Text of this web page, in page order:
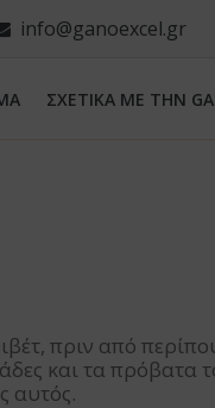
info@ganoexcel.gr
ΣΧΕΤΙΚΑ ΜΕ ΤΗN
πριν από
και τα πρόβατα
αυτός.